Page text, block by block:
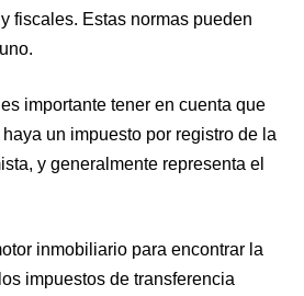
fiscales. Estas normas pueden
importante tener en cuenta que
un impuesto por registro de la
y generalmente representa el
inmobiliario para encontrar la
impuestos de transferencia